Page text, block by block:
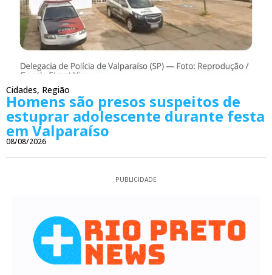
Cidades, Região
Homens são presos suspeitos de
estuprar adolescente durante festa
em Valparaíso
08/08/2026
PUBLICIDADE